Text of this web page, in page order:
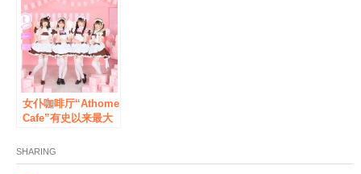
女仆咖啡厅“Athome
Cafe”有史以来最大
年2月在秋叶原
AKIBA Cultures
SHARING